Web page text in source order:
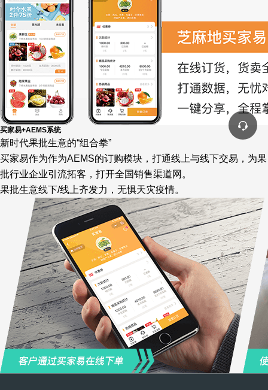
买家易+AEMS系统
新时代果批生意的“组合拳”
买家易作为作为AEMS的订购模块，打通线上与线下交易，为果
批行业企业引流拓客，打开全国销售渠道网。
果批生意线下/线上齐发力，无惧天灾疫情。